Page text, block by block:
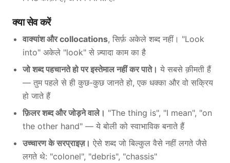
क्या सेव करें
वाक्यांश और collocations, सिर्फ़ अकेले शब्द नहीं। "Look
into" अकेले "look" से ज़्यादा काम का है
जो शब्द पहचानते हो पर इस्तेमाल नहीं कर पाते। ये सबसे क़ीमती हैं
— तुम पहले से ही कुछ-कुछ जानते हो, एक धक्का और वो सक्रिय
हो जाते हैं
फ़िलर शब्द और जोड़ने वाले। "The thing is", "I mean", "on
the other hand" — ये बोली को स्वाभाविक बनाते हैं
उच्चारण के सरप्राइज़। ऐसे शब्द जो बिल्कुल वैसे नहीं लगते जैसे
लगते थे: "colonel", "debris", "chassis"